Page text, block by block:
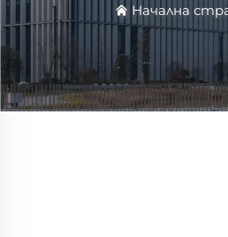
Начална